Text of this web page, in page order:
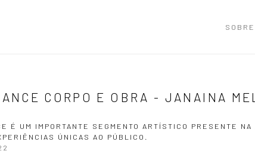
SOBRE
CORPO E OBRA - JANAINA
É UM IMPORTANTE SEGMENTO ARTÍSTICO PRESENTE
ÚNICAS AO PÚBLICO.